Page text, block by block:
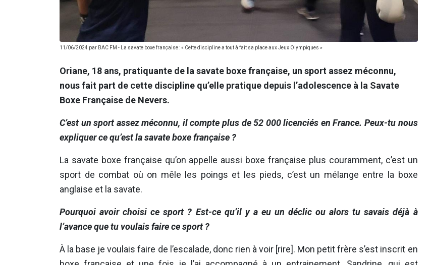
11/06/2024 par BAC FM - La savate boxe française : « Cette discipline a tout à fait sa place aux Jeux Olympiques »
Oriane, 18 ans, pratiquante de la savate boxe française, un sport assez méconnu,
nous fait part de cette discipline qu’elle pratique depuis l’adolescence à la Savate
Boxe Française de Nevers.
C’est un sport assez méconnu, il compte plus de 52 000 licenciés en France. Peux-tu nous
expliquer ce qu’est la savate boxe française ?
La savate boxe française qu’on appelle aussi boxe française plus couramment, c’est un
sport de combat où on mêle les poings et les pieds, c’est un mélange entre la boxe
anglaise et la savate.
Pourquoi avoir choisi ce sport ? Est-ce qu’il y a eu un déclic ou alors tu savais déjà à
l’avance que tu voulais faire ce sport ?
À la base je voulais faire de l’escalade, donc rien à voir [rire]. Mon petit frère s’est inscrit en